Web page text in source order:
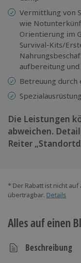
Vermittlung von
wie
Orientierung im
Survival-Kits/
aufbereitung
Betreuung
Die Leistungen
abweichen.
Reiter
* Der Rabatt ist nicht
übertragbar. Details
Alles auf einen
Beschreibung